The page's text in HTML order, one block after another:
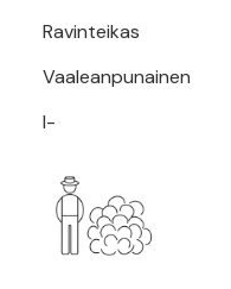
Ravinteikas
Vaaleanpunainen
I-